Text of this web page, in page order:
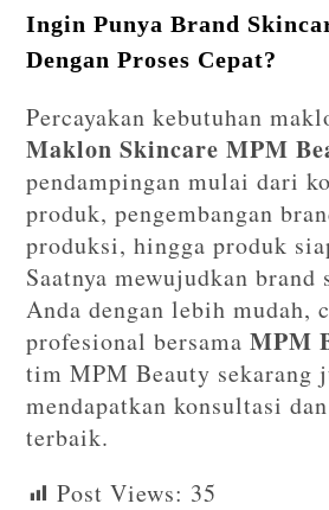
Ingin Punya Brand
Dengan Proses Cepat?
Percayakan kebutuhan
Maklon Skincare MPM
pendampingan mulai dari
produk, pengembangan
produksi, hingga produk
Saatnya mewujudkan
Anda dengan lebih mudah,
profesional bersamaMPM
tim MPM Beauty sekarang
mendapatkan konsultasi
terbaik.
Post Views: 35